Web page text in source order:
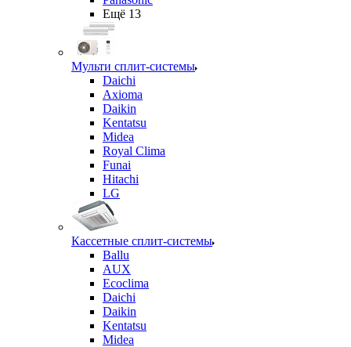
Ещё 13
Мульти сплит-системы
Daichi
Axioma
Daikin
Kentatsu
Midea
Royal Clima
Funai
Hitachi
LG
Кассетные сплит-системы
Ballu
AUX
Ecoclima
Daichi
Daikin
Kentatsu
Midea